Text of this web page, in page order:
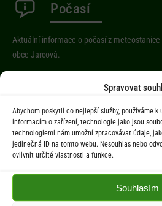
Spravovat
Abychom poskytli co nejlepší služby, používáme
informacím o zařízení, technologie jako jsou
technologiemi nám umožní zpracovávat údaje,
jedinečná ID na tomto webu. Nesouhlas nebo
ovlivnit určité vlastnosti a funkce.
Souhlasím
Počasí
Aktuální informace o počasí z meteostanice
obce Jarcová.
Úřad
Úřední deska
Obec
Občan